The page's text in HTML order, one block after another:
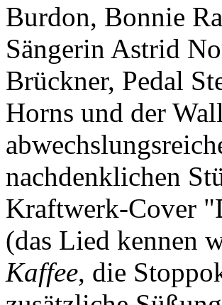
Burdon, Bonnie
Sängerin Astrid
Brückner, Pedal
Horns und der
nachdenklichen
Kraftwerk-Cover
(das Lied kennen
Kaffee, die